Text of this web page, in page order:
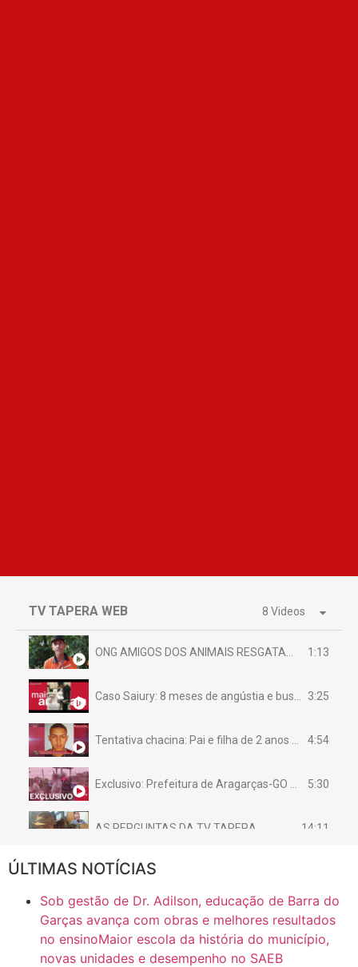
TV TAPERA WEB 8 Videos
1:13
3:25
4:54
5:30
AS PERGUNTAS DA TV TAPERA 14:11
CASO SAIURY - SEM CORTES
Mini Ginásio de Aragarças- Só a bo$ta 6:31
ÚLTIMAS NOTÍCIAS
Sob gestão de Dr. Adilson, educação de Barra do
Garças avança com obras e melhores resultados
no ensinoMaior escola da história do município,
novas unidades e desempenho no SAEB